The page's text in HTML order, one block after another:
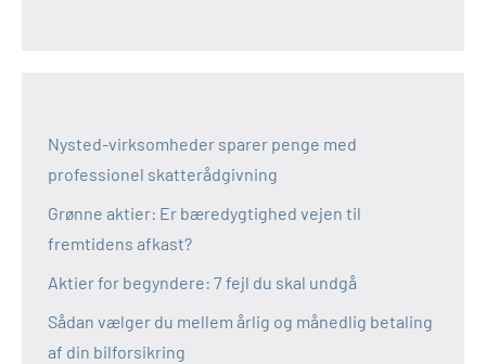
Nysted-virksomheder sparer penge med
professionel skatterådgivning
Grønne aktier: Er bæredygtighed vejen til
fremtidens afkast?
Aktier for begyndere: 7 fejl du skal undgå
Sådan vælger du mellem årlig og månedlig betaling
af din bilforsikring